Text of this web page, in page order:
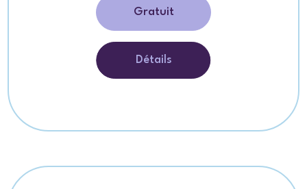
Gratuit
Détails